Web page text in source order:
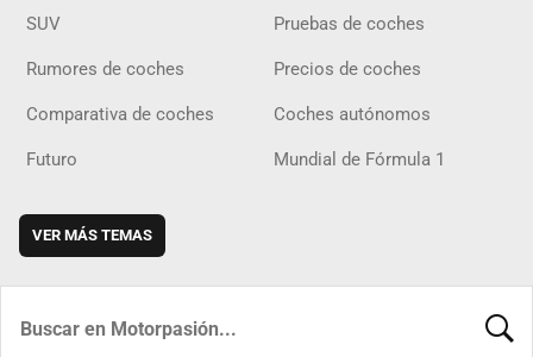
SUV Pruebas de coches
Rumores de coches Precios de coches
Comparativa de coches Coches autónomos
Futuro Mundial de Fórmula 1
VER MÁS TEMAS